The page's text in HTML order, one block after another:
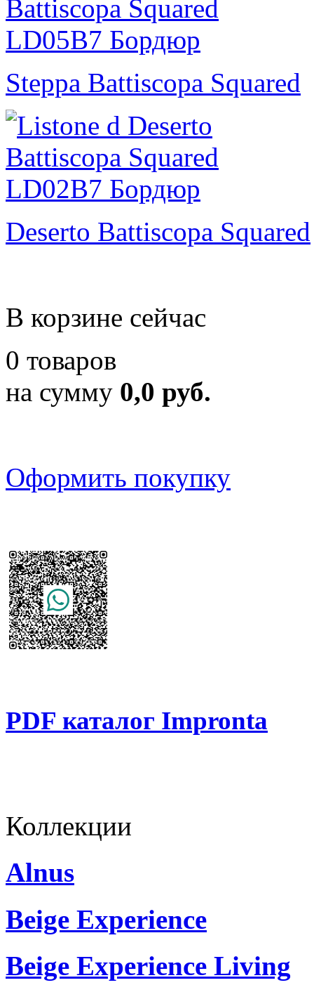
Steppa Battiscopa Squared
Deserto Battiscopa Squared
В корзине сейчас
0 товаров
на сумму 0,0 руб.
Оформить покупку
PDF каталог Impronta
Коллекции
Alnus
Beige Experience
Beige Experience Living